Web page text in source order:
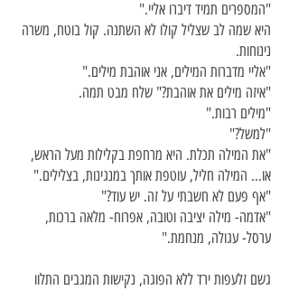
"המספרים תמיד דיברו אליי."
היא שמה לב שצליל קולו לא השתנה. קול בוטח, משרה
נינוחות.
"אליי מדברות המילים, אני אוהבת מילים."
"איזה מילים את אוהבת?" שלח מבט תמה.
"מילים רבות."
"למשל?"
"את המילה תכלת. היא מרחפת בקלילות מעל הראש,
או... המילה חליל, עוטפת אותך במנגינות, בצלילים."
"אף פעם לא חשבתי על זה. יש עוד?"
"אדמה- מילה יציבה וטובה, אפרוח- מלאה ברכות,
ערסל- עגולה, מנחמת."
גשם זלעפות ירד ללא הפוגה, נקישות המגבים התלוו